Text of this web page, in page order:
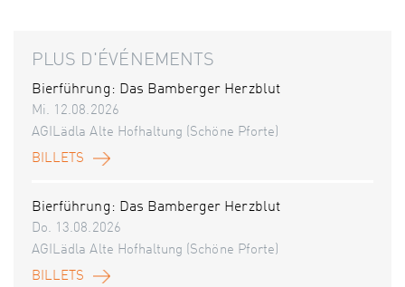
PLUS D'ÉVÉNEMENTS
Bierführung: Das Bamberger Herzblut
Mi. 12.08.2026
AGILädla Alte Hofhaltung (Schöne Pforte)
BILLETS
Bierführung: Das Bamberger Herzblut
Do. 13.08.2026
AGILädla Alte Hofhaltung (Schöne Pforte)
BILLETS